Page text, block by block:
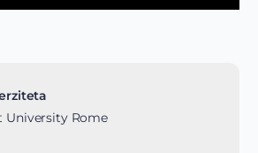
University Rome